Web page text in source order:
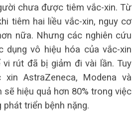
chưa được tiêm vắc-xin. Từ
tiêm hai liều vắc-xin, nguy cơ
nữa. Nhưng các nghiên cứu
dụng vô hiệu hóa của vắc-xin
rút đã bị giảm đi vài lần. Tuy
AstraZeneca, Modena và
hiệu quả hơn 80% trong việc
triển bệnh nặng.